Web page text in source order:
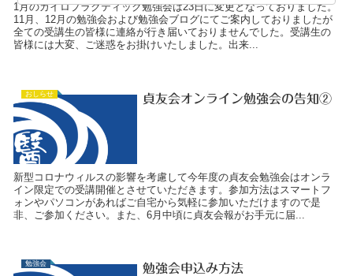
1月のカイロプラクティック勉強会は23日に変更となっておりました。
11月、12月の勉強会および勉強会ブログにてご案内しておりましたが
全ての受講生の皆様に連絡が行き届いておりませんでした。受講生の
皆様には大変、ご迷惑をお掛けいたしました。出来...
おしらせ 貞友会オンライン勉強会の告知②
新型コロナウィルスの影響を考慮して今年度の貞友会勉強会はオンラ
イン限定での受講開催とさせていただきます。参加方法はスマートフ
ォンやパソコンがあればご自宅から気軽に参加いただけますので是
非、ご参加ください。また、6月中頃に貞友会報がお手元に届...
勉強会 勉強会申込み方法